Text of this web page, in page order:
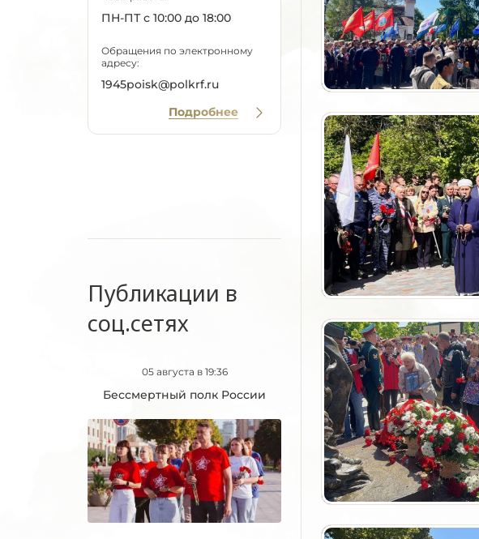
ПН-ПТ с 10:00 до 18:00
Обращения по электронному
адресу:
1945poisk@polkrf.ru
Подробнее
Публикации в
соц.сетях
05 августа в 19:36
Бессмертный полк России